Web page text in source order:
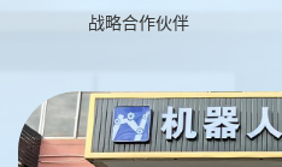
战略合作伙伴